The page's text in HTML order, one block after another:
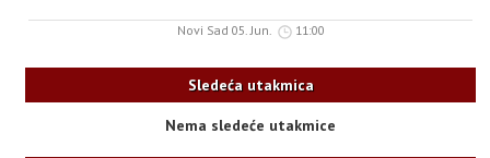
Novi Sad 05. Jun. 11:00
Sledeća utakmica
Nema sledeće utakmice